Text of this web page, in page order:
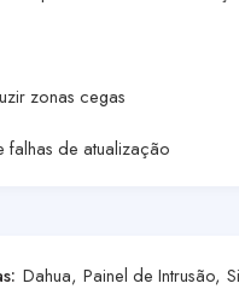
zonas cegas
falhas de atualização
Dahua, Painel de Intrusão,